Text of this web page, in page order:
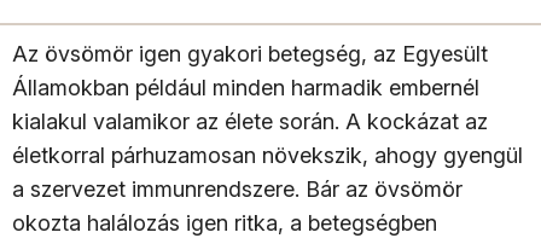
Az övsömör igen gyakori betegség, az Egyesült
Államokban például minden harmadik embernél
kialakul valamikor az élete során. A kockázat az
életkorral párhuzamosan növekszik, ahogy gyengül
a szervezet immunrendszere. Bár az övsömör
okozta halálozás igen ritka, a betegségben